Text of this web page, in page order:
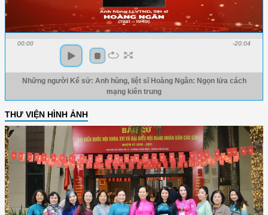
00:00 -20:04
Những người Kể sử: Anh hùng, liệt sĩ Hoàng Ngân: Ngọn lửa cách
mạng kiên trung
THƯ VIỆN HÌNH ẢNH